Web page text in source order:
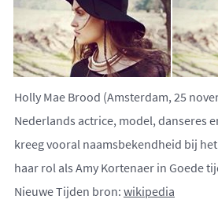
Holly Mae Brood (Amsterdam, 25
Nederlands actrice, model, danseres
kreeg vooral naamsbekendheid bij
haar rol als Amy Kortenaer in Goede
Nieuwe Tijden bron: wikipedia